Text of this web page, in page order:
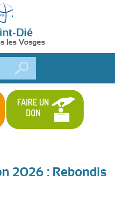
Dié
les Vosges
FAIRE UN
DON
2026 : Rebondis